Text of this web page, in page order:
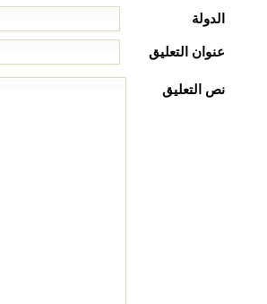
الدولة
عنوان التعليق
نص التعليق